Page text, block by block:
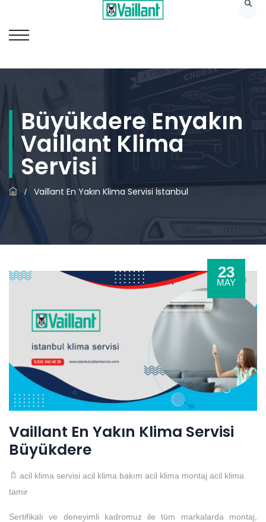
Büyükdere Enyakın
Vaillant Klima
Servisi
/ Vaillant En Yakın Klima Servisi İstanbul
23
MAY
Vaillant En Yakın Klima Servisi
Büyükdere
acil klima servisi acil klima bakım acil klima montaj acil klima
tamir
Sertifikalı ve deneyimli kadromuz ile tüm markalarda montaj,